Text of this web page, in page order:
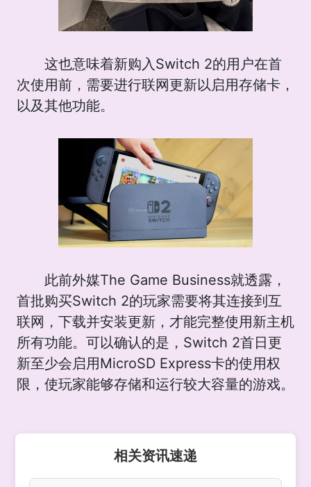
这也意味着新购入Switch 2的用户在首
次使用前，需要进行联网更新以启用存储卡，
以及其他功能。
此前外媒The Game Business就透露，
首批购买Switch 2的玩家需要将其连接到互
联网，下载并安装更新，才能完整使用新主机
所有功能。可以确认的是，Switch 2首日更
新至少会启用MicroSD Express卡的使用权
限，使玩家能够存储和运行较大容量的游戏。
相关资讯速递